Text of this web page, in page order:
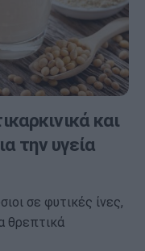
και
την υγεία
σε φυτικές ίνες,
θρεπτικά